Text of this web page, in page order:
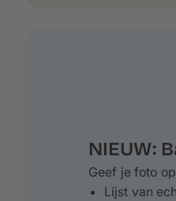
NIEUW:
Geef je foto
Lijst van